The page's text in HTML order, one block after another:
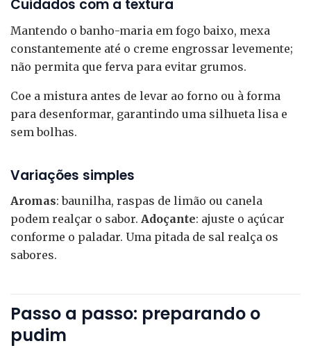
Cuidados com a textura
Mantendo o banho-maria em fogo baixo, mexa
constantemente até o creme engrossar levemente;
não permita que ferva para evitar grumos.
Coe a mistura antes de levar ao forno ou à forma
para desenformar, garantindo uma silhueta lisa e
sem bolhas.
Variações simples
Aromas: baunilha, raspas de limão ou canela
podem realçar o sabor. Adoçante: ajuste o açúcar
conforme o paladar. Uma pitada de sal realça os
sabores.
Passo a passo: preparando o
pudim